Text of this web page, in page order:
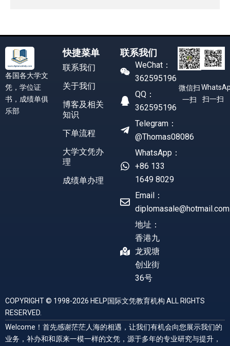
各国各大学文
凭，学位证
书，成绩单俱
乐部
快捷菜单
联系我们
关于我们
博客及相关
知识
下单流程
大学文凭办
理
成绩单办理
联系我们
WeChat：
362595196
QQ：
362595196
Telegram：
@Thomas08086
WhatsApp：
+86 133
1649 8029
Email：
diplomasale@hotmail.com
地址：
香港九
龙观塘
创业街
36号
微信扫
一扫
扫一扫
COPYRIGHT © 1998-2026 HELP国际文凭教育机构 ALL RIGHTS
RESERVED.
Welcome！首先感谢茫茫人海的相遇，让我们有机会向您展示我们的
业务，补办和和原来一模一样的文凭，源于多年的专业研究与提升，